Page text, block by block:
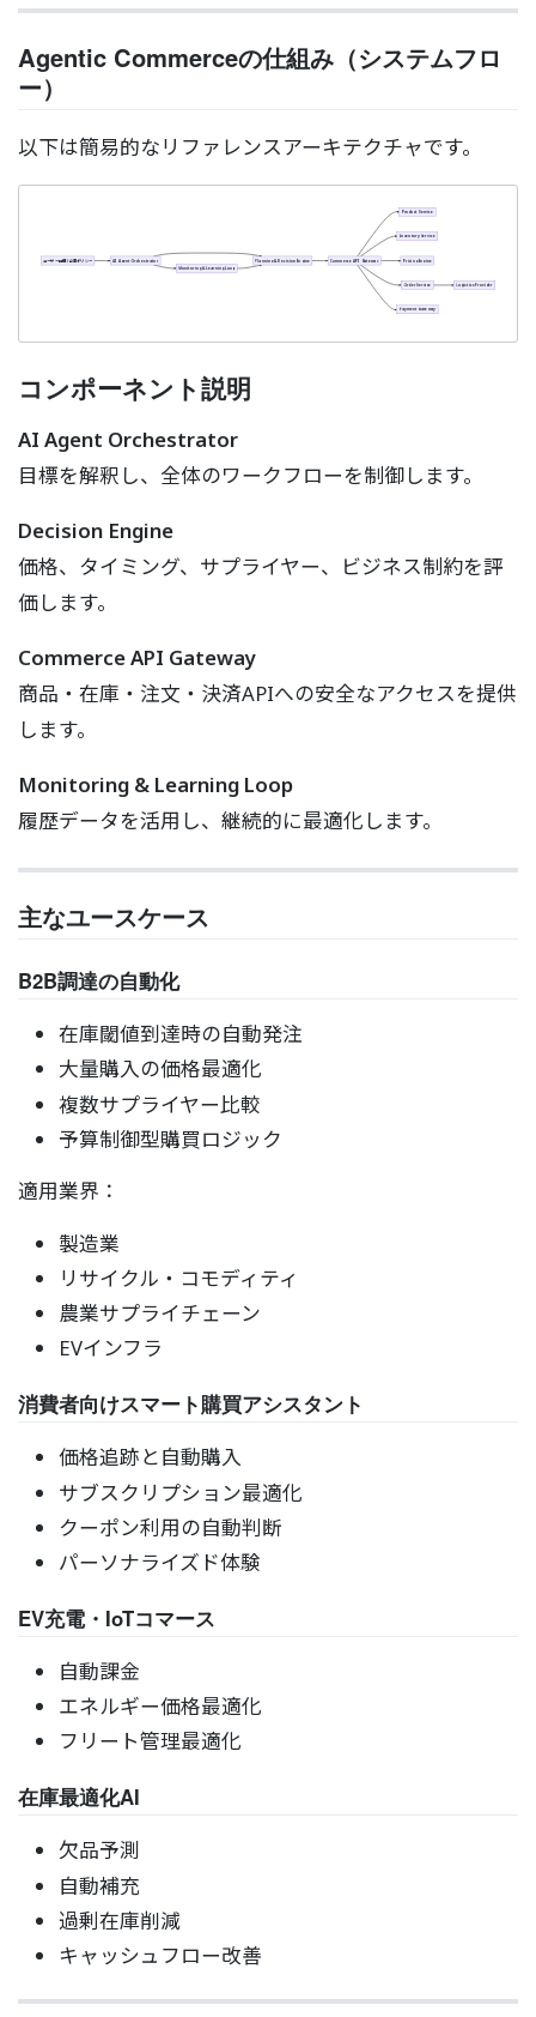
Agentic Commerceの仕組み（システムフロ
ー）
以下は簡易的なリファレンスアーキテクチャです。
ユーザー目標 / 企業ポリシー AI Agent Orchestrator Planning & Decision Engine Commerce API Gateway
Product Service
Inventory Service
Pricing Engine
Order Service
Payment Gateway
Logistics Provider
Monitoring & Learning Loop
コンポーネント説明
AI Agent Orchestrator
目標を解釈し、全体のワークフローを制御します。
Decision Engine
価格、タイミング、サプライヤー、ビジネス制約を評
価します。
Commerce API Gateway
商品・在庫・注文・決済APIへの安全なアクセスを提供
します。
Monitoring & Learning Loop
履歴データを活用し、継続的に最適化します。
主なユースケース
B2B調達の自動化
在庫閾値到達時の自動発注
大量購入の価格最適化
複数サプライヤー比較
予算制御型購買ロジック
適用業界：
製造業
リサイクル・コモディティ
農業サプライチェーン
EVインフラ
消費者向けスマート購買アシスタント
価格追跡と自動購入
サブスクリプション最適化
クーポン利用の自動判断
パーソナライズド体験
EV充電・IoTコマース
自動課金
エネルギー価格最適化
フリート管理最適化
在庫最適化AI
欠品予測
自動補充
過剰在庫削減
キャッシュフロー改善